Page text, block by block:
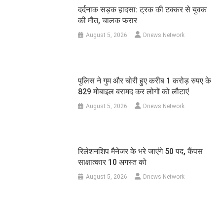
दर्दनाक सड़क हादसा: ट्रक की टक्कर से युवक
की मौत, चालक फरार
August 5, 2026 Dnews Network
पुलिस ने गुम और चोरी हुए करीब 1 करोड़ रुपए के
829 मोबाइल बरामद कर लोगों को लौटाएं
August 5, 2026 Dnews Network
रिलेशनशिप मैनेजर के भरे जाएंगे 50 पद, कैंपस
साक्षात्कार 10 अगस्त को
August 5, 2026 Dnews Network